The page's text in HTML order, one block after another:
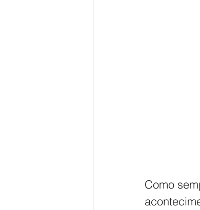
Como